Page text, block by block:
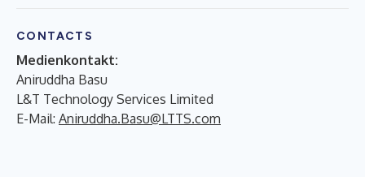
CONTACTS
Medienkontakt:
Aniruddha Basu
L&T Technology Services Limited
E-Mail: Aniruddha.Basu@LTTS.com